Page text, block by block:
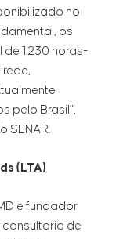
no
os
1.230 horas-
pelo Brasil”,
SENAR.
(LTA)
e fundador
consultoria de